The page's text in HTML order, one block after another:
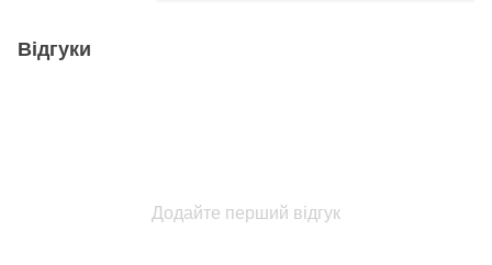
Відгуки
Додайте перший відгук